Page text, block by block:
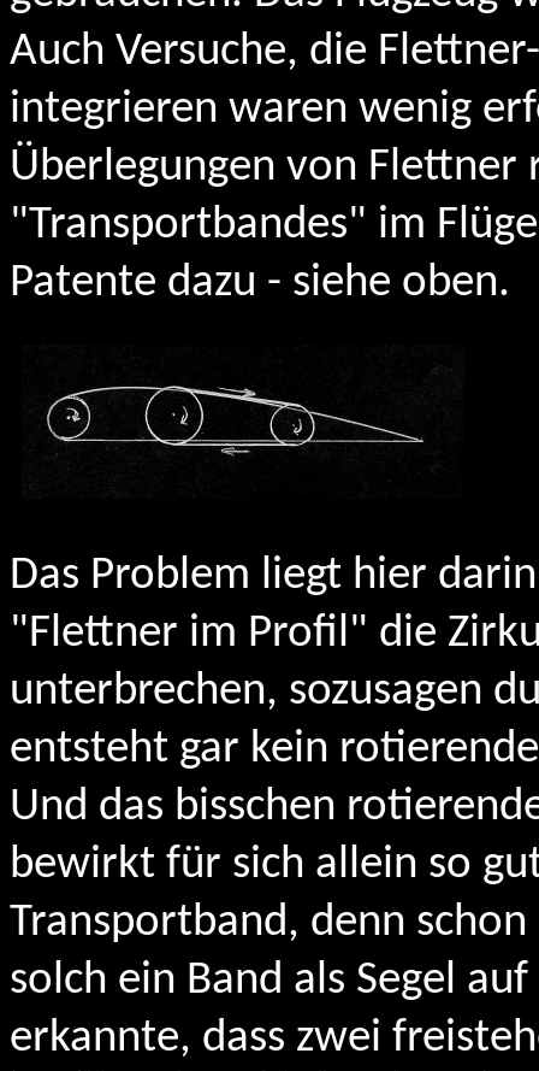
Auch Versuche, die
integrieren waren wenig
Überlegungen von Flettner
"Transportbandes" im
Patente dazu - siehe oben.
Das Problem liegt hier
"Flettner im Profil" die
unterbrechen, sozusagen
entsteht gar kein
Und das bisschen
bewirkt für sich allein so
Transportband, denn
solch ein Band als Segel
erkannte, dass zwei